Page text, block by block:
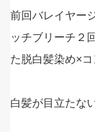
前回バレイヤー
ッチブリーチ２
た脱白髪染め×コ
白髪が目立たな